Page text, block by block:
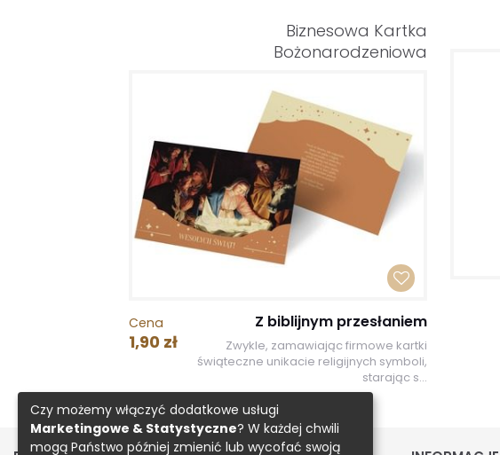
Biznesowa Kartka
Bożonarodzeniowa
Cena
1,90 zł
Z biblijnym przesłaniem
Zwykle, zamawiając firmowe kartki
świąteczne unikacie religijnych symboli,
starając s...
Czy możemy włączyć dodatkowe usługi
Marketingowe & Statystyczne? W każdej chwili
mogą Państwo później zmienić lub wycofać swoją